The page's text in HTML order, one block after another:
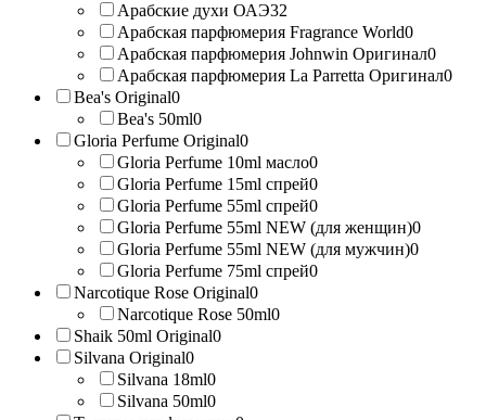
Арабские духи ОАЭ32
Арабская парфюмерия Fragrance World0
Арабская парфюмерия Johnwin Оригинал0
Арабская парфюмерия La Parretta Оригинал0
Bea's Original0
Bea's 50ml0
Gloria Perfume Original0
Gloria Perfume 10ml масло0
Gloria Perfume 15ml спрей0
Gloria Perfume 55ml спрей0
Gloria Perfume 55ml NEW (для женщин)0
Gloria Perfume 55ml NEW (для мужчин)0
Gloria Perfume 75ml спрей0
Narcotique Rose Original0
Narcotique Rose 50ml0
Shaik 50ml Original0
Silvana Original0
Silvana 18ml0
Silvana 50ml0